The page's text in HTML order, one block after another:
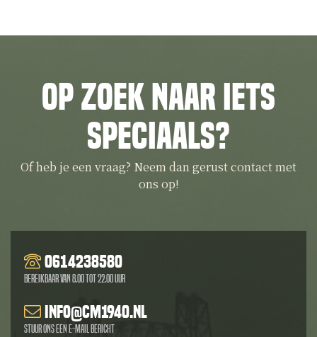
Op zoek naar iets
speciaals?
Of heb je een vraag? Neem dan gerust contact met
ons op!
0614238580
Bereikbaar van 8.00 tot 22.00 uur
info@cm1940.nl
Stuur ons een e-mail bericht